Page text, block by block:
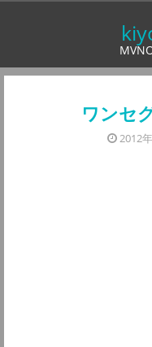
ン
ワンセ
2012